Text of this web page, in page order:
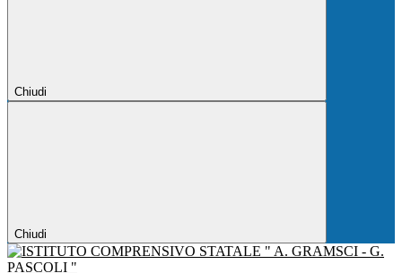
Chiudi
Chiudi